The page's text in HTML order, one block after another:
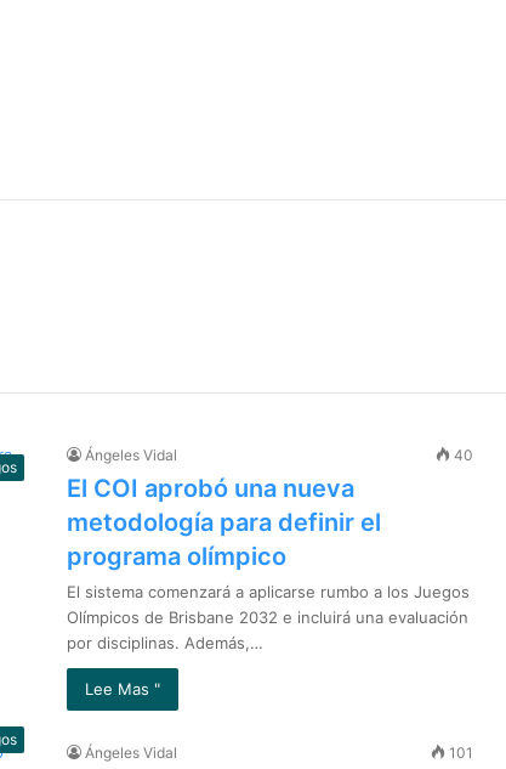
Ángeles Vidal 40
El COI aprobó una nueva
metodología para definir el
programa olímpico
El sistema comenzará a aplicarse rumbo a los Juegos
Olímpicos de Brisbane 2032 e incluirá una evaluación
por disciplinas. Además,…
Lee Mas "
Ángeles Vidal 101